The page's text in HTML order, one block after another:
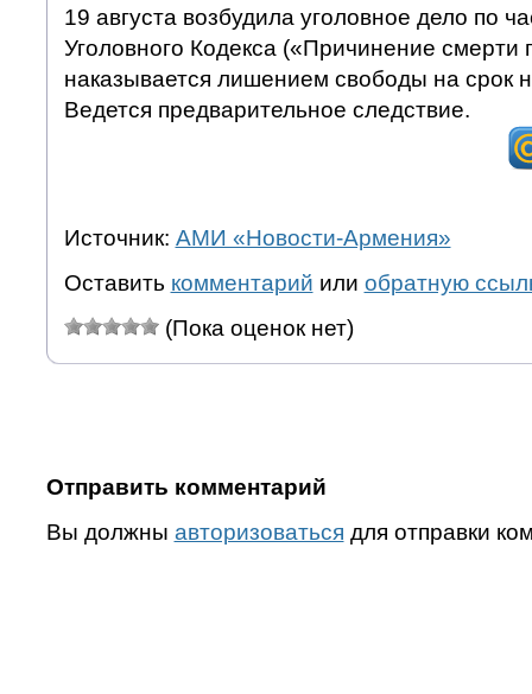
19 августа возбудила уголовное дело по
Уголовного Кодекса («Причинение смерти
наказывается лишением свободы на срок
Ведется предварительное следствие.
Источник: АМИ «Новости-Армения»
Оставить комментарий или обратную
(Пока оценок нет)
Отправить комментарий
Вы должны авторизоваться для отправки